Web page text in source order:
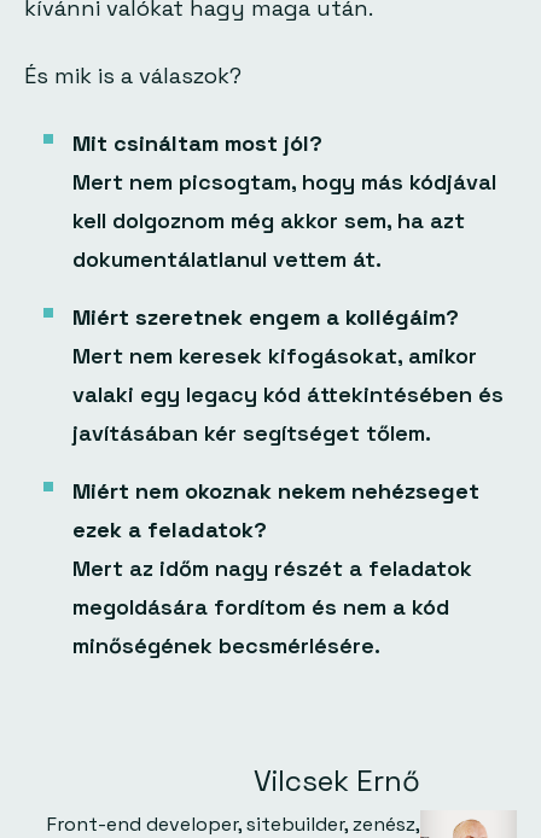
kívánni valókat hagy maga után.
És mik is a válaszok?
Mit csináltam most jól?
Mert nem picsogtam, hogy más kódjával
kell dolgoznom még akkor sem, ha azt
dokumentálatlanul vettem át.
Miért szeretnek engem a kollégáim?
Mert nem keresek kifogásokat, amikor
valaki egy legacy kód áttekintésében és
javításában kér segítséget tőlem.
Miért nem okoznak nekem nehézseget
ezek a feladatok?
Mert az időm nagy részét a feladatok
megoldására fordítom és nem a kód
minőségének becsmérlésére.
Vilcsek Ernő
Front-end developer, sitebuilder, zenész,